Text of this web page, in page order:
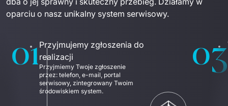
↳ Serwis RTV i AGD
↳ Serwis IT
Dystrybucja i Produkty
oparciu o nasz unikalny system serwisowy.
01Przyjmujemy zgłoszenia do
realizacji
Przyjmiemy Twoje zgłoszenie
przez: telefon, e-mail, portal
serwisowy, zintegrowany Twoim
środowiskiem system.
03